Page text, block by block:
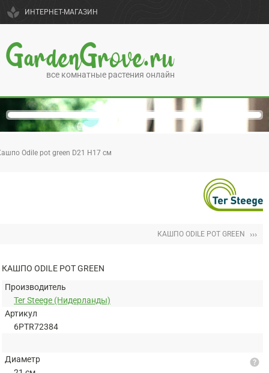
spa ИНТЕРНЕТ-МАГАЗИН
GardenGrove.ru
все комнатные растения онлайн
Odile pot green D21 H17 см
КАШПО ODILE POT GREEN ›››
КАШПО ODILE POT GREEN
Производитель
Ter Steege (Нидерланды)
Артикул
6PTR72384
Диаметр
help